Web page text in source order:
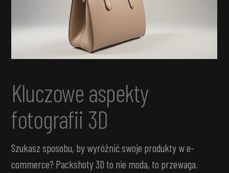
Kluczowe aspekty
fotografii 3D
Szukasz sposobu, by wyróżnić swoje produkty w e-
commerce? Packshoty 3D to nie moda, to przewaga.